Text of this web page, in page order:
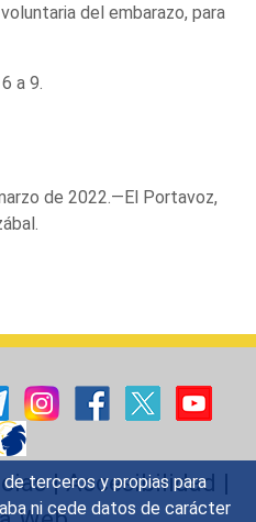
terceros y propias para
ni cede datos de carácter
del embarazo, para
a 9.
de 2022.—El Portavoz,
|Accesibilidad |